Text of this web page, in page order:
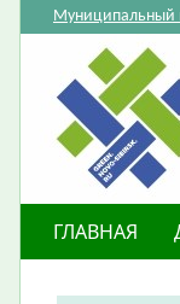
Муниципальный
ГЛАВНАЯ